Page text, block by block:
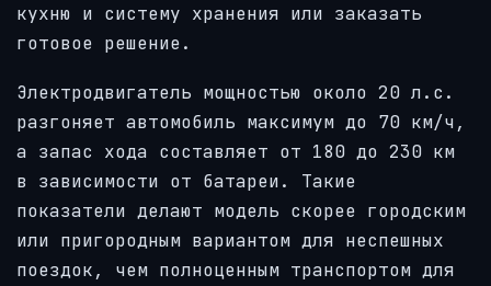
кухню и систему хранения или заказать
готовое решение.
Электродвигатель мощностью около 20 л.с.
разгоняет автомобиль максимум до 70 км/ч,
а запас хода составляет от 180 до 230 км
в зависимости от батареи. Такие
показатели делают модель скорее городским
или пригородным вариантом для неспешных
поездок, чем полноценным транспортом для